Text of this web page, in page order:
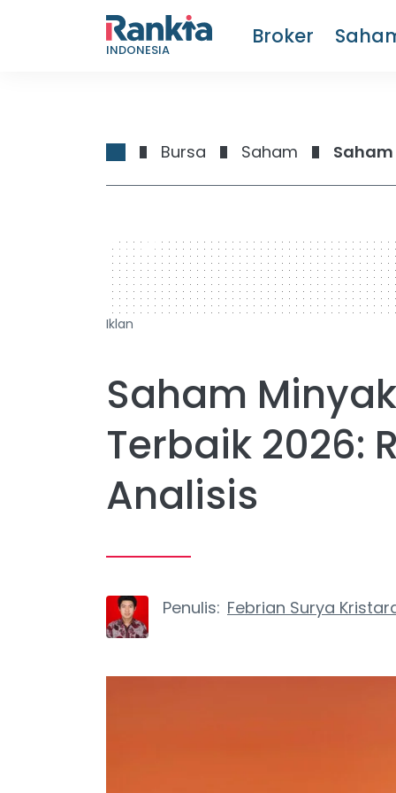
INDONESIA
Broker
Bursa Saham
728 x 90
Iklan
Saham
Terbaik 2026:
Analisis
Penulis: Febrian Surya